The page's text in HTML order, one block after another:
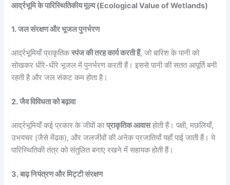
आर्द्रभूमि के पारिस्थितिकीय मूल्य (Ecological Value of Wetlands)
1. जल संरक्षण और भूजल पुनर्भरण
आर्द्रभूमियाँ प्राकृतिकस्पंज की तरह कार्य करती हैं, जो बारिश के पानी को
सोखकर धीरे-धीरे भूजल में पुनर्भरण करती हैं। इससे पानी की सतत आपूर्ति बनी
रहती है और जल संकट कम होता है।
2. जैव विविधता को बढ़ावा
आर्द्रभूमियाँ कई प्रकार के जीवों काप्राकृतिक आवासहोती हैं। पक्षी, मछलियाँ,
उभयचर (जैसे मेंढक), और जलजीवों की अनेक प्रजातियाँ यहाँ पाई जाती हैं। ये
पारिस्थितिकी तंत्र को संतुलित बनाए रखने में सहायक होती हैं।
3. बाढ़ नियंत्रण और मिट्टी संरक्षण